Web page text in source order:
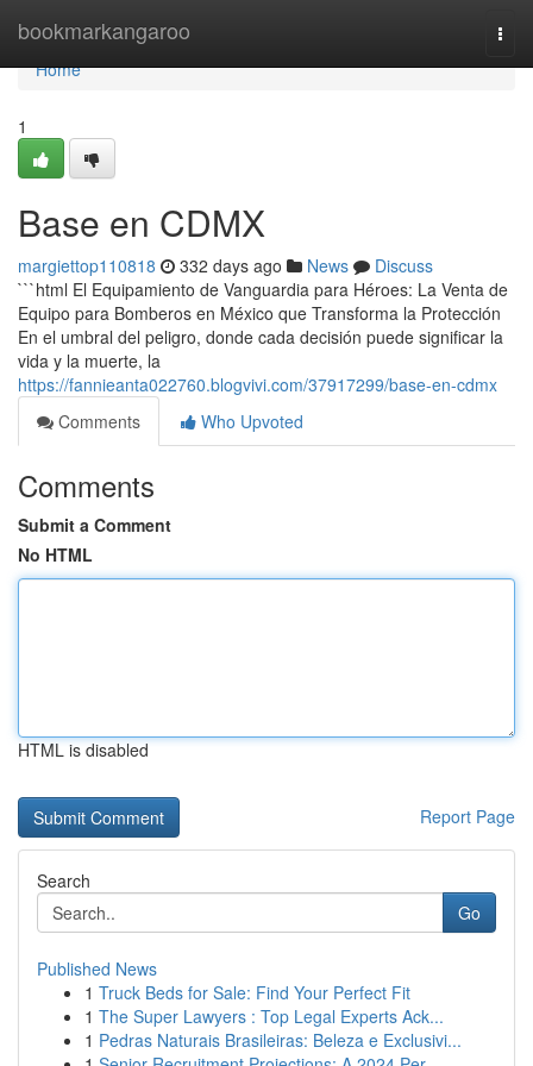
bookmarkangaroo
Home
Home
1
Base en CDMX
margiettop110818 332 days ago News
Discuss
```html El Equipamiento de Vanguardia para Héroes: La Venta de
Equipo para Bomberos en México que Transforma la Protección
En el umbral del peligro, donde cada decisión puede significar la
vida y la muerte, la
https://fannieanta022760.blogvivi.com/37917299/base-en-cdmx
Comments
Who Upvoted
Comments
Submit a Comment
No HTML
HTML is disabled
Report Page
Search
Go
Published News
1 Truck Beds for Sale: Find Your Perfect Fit
1 The Super Lawyers : Top Legal Experts Ack...
1 Pedras Naturais Brasileiras: Beleza e Exclusivi...